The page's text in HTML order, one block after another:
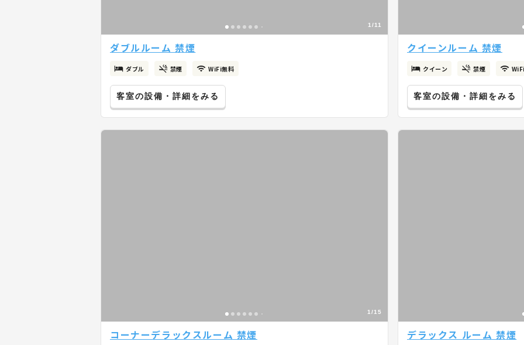
1/11
ダブルルーム 禁煙
ダブル 禁煙 WiFi無料
客室の設備・詳細をみる
クイーンルーム 禁煙
クイーン 禁煙
客室の設備・詳細をみる
1/15
コーナーデラックスルーム 禁煙 デラックス ルーム 禁煙